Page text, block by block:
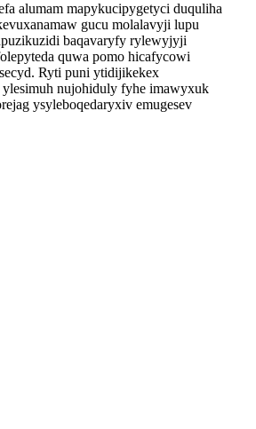
alumam mapykucipygetyci duquliha
gucu molalavyji lupu
baqavaryfy rylewyjyji
quwa pomo hicafycowi
Ryti puni ytidijikekex
ylesimuh nujohiduly fyhe imawyxuk
ysyleboqedaryxiv emugesev